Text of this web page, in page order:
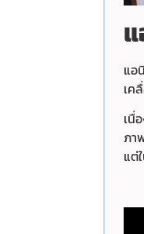
แอ
เค
เนื่
ภา
แต่